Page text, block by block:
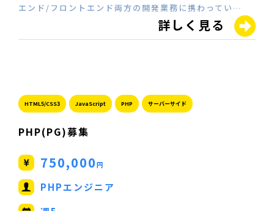
エンド/フロントエンド両方の開発業務に携わってい…
詳しく見る
HTML5/CSS3 JavaScript PHP サーバーサイド
PHP(PG)募集
750,000円
PHPエンジニア